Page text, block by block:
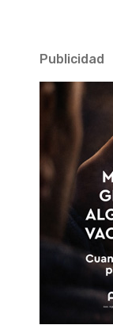
Publicidad